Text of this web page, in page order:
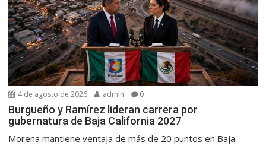
4 de agosto de 2026 admin 0
Burgueño y Ramírez lideran carrera por
gubernatura de Baja California 2027
Morena mantiene ventaja de más de 20 puntos en Baja